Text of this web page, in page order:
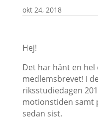
okt 24, 2018
Hej!
Det har hänt en
medlemsbrevet! I
riksstudiedagen
motionstiden samt
sedan sist.